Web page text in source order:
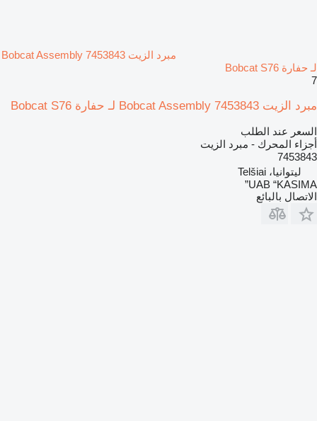
مبرد الزيت Bobcat Assembly 7453843
لـ حفارة Bobcat S76
7
مبرد الزيت Bobcat Assembly 7453843 لـ حفارة Bobcat S76
السعر عند الطلب
أجزاء المحرك - مبرد الزيت
7453843
ليتوانيا، Telšiai
UAB “KASIMA”
الاتصال بالبائع